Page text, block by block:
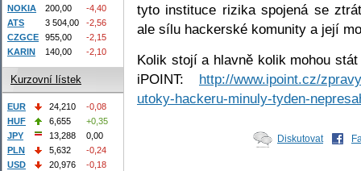
tyto instituce rizika spojená se
ale sílu hackerské komunity a její
Kolik stojí a hlavně kolik mohou
iPOINT: http://www.ipoint.cz/
utoky-hackeru-minuly-tyden-
Diskutovat
NOKIA
200,00
-4,40
ATS
3 504,00
-2,56
CZGCE
955,00
-2,15
KARIN
140,00 -2,10
Kurzovní lístek
EUR 24,210
-0,08
HUF
6,655
+0,35
JPY
13,288
0,00
PLN
5,632
-0,24
USD
20,976 -0,18